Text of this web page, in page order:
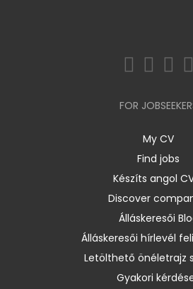
FOR
My CV
Find jobs
Készíts angol
Discover
Álláskeresői
Álláskeresői hírlevél
Letölthető önéletrajz
Gyakori